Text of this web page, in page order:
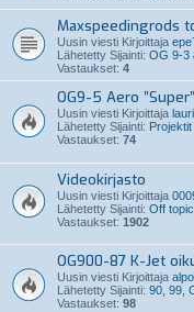
Maxspeedingrods
Uusin viesti Kirjoittaja
Lähetetty Sijainti: OG 9-3
Vastaukset: 4
OG9-5 Aero ”Super”
Uusin viesti Kirjoittaja
Lähetetty Sijainti: Projektit
Vastaukset: 74
Videokirjasto
Uusin viesti Kirjoittaja
Lähetetty Sijainti: Off topic
Vastaukset: 1902
OG900-87 K-Jet
Uusin viesti Kirjoittaja
Lähetetty Sijainti: 90, 99,
Vastaukset: 98